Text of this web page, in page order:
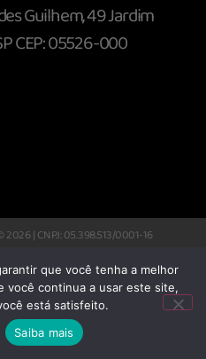
Guilhem, 49 Jardim
CEP: 05526-000
| CNPJ: 05.398.513/0001-16
que você tenha a melhor
você continua a usar este site,
está satisfeito.
Saiba mais